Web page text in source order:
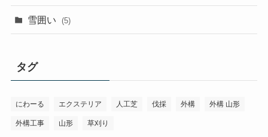
雪囲い (5)
タグ
にわーる エクステリア 人工芝 伐採 外構 外構 山形
外構工事 山形 草刈り